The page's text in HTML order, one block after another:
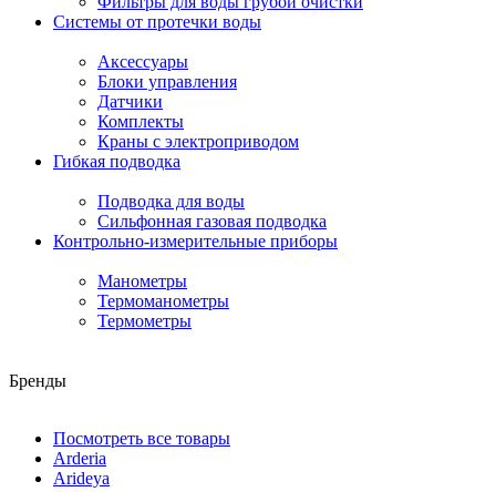
Системы от протечки воды
Аксессуары
Блоки управления
Датчики
Комплекты
Краны с электроприводом
Гибкая подводка
Подводка для воды
Сильфонная газовая подводка
Контрольно-измерительные приборы
Манометры
Термоманометры
Термометры
Бренды
Посмотреть все товары
Arderia
Arideya